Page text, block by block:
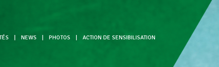
NEWS PHOTOS ACTION DE SENSIBILISATION